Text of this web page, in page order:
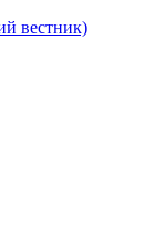
вестник)